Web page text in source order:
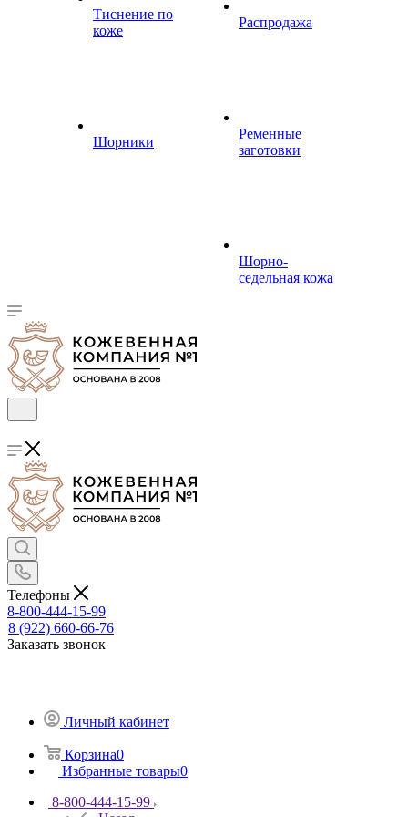
Тиснение по
коже
Шорники
Распродажа
Ременные
заготовки
Шорно-
седельная кожа
Телефоны
8-800-444-15-99
8 (922) 660-66-76
Заказать звонок
Личный кабинет
Корзина0
Избранные товары0
8-800-444-15-99